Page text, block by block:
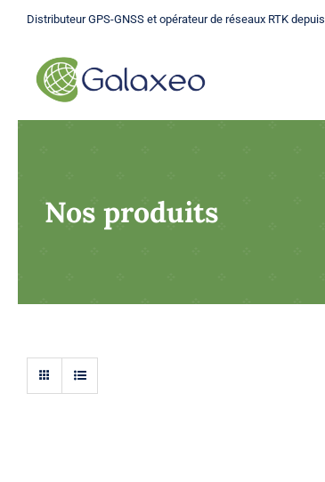
Passer
contenu
Distributeur GPS-GNSS et opérateur de réseaux RTK
Nos produits